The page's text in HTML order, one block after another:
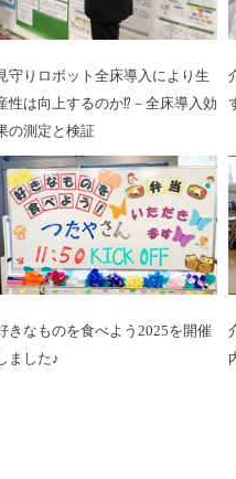
守りロボット全床導入により生
性は向上するのか⁉－全床導入効
の測定と検証
きなものを食べよう2025を開催
ました♪